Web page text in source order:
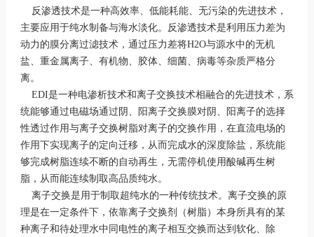
反渗透技术是一种高效率、低能耗能、无污染的先进技术，
主要应用于纯水制备与海水淡化。反渗透技术是利用压力差为
动力的膜分离过滤技术，通过压力差将H2O与源水中的无机
盐、重金属离子、有机物、胶体、细菌、病毒等杂质严格分
离。
EDI是一种电渗析技术和离子交换技术相融合的先进技术，系
统能够通过电磁场通过阴、阳离子交换膜对阴、阳离子的选择
性透过作用与离子交换树脂对离子的交换作用，在直流电场的
作用下实现离子的定向迁移，从而完成水的深度除盐，系统能
够完成树脂连续不断的自动再生，无需停机使用酸碱再生树
脂，从而能连续制取高品质纯水。
离子交换是用于制取超纯水的一种传统技术。离子交换的原
理是在一定条件下，依靠离子交换剂（树脂）本身所具有的某
种离子和待处理水中同电性的离子相互交换而达到软化、除